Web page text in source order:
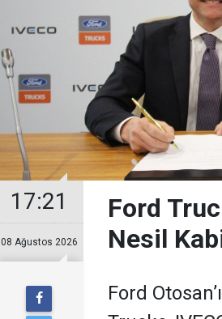
17:21
08 Ağustos 2026
Ford
Nesil
Ford